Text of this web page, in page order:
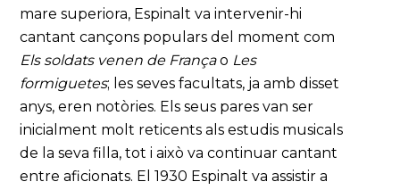
mare superiora, Espinalt va intervenir-hi
cantant cançons populars del moment com
Els soldats venen de Françao Les
formiguetes; les seves facultats, ja amb disset
anys, eren notòries. Els seus pares van ser
inicialment molt reticents als estudis musicals
de la seva filla, tot i això va continuar cantant
entre aficionats. El 1930 Espinalt va assistir a